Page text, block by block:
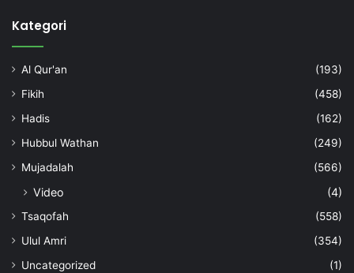
Kategori
Al Qur'an
(193)
Fikih
(458)
Hadis
(162)
Hubbul Wathan
(249)
Mujadalah
(566)
Video (4)
Tsaqofah
(558)
Ulul Amri
(354)
Uncategorized
(1)